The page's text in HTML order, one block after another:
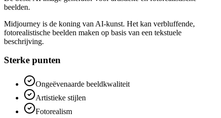
beelden.
Midjourney is de koning van AI-kunst. Het kan verbluffende,
fotorealistische beelden maken op basis van een tekstuele
beschrijving.
Sterke punten
Ongeëvenaarde beeldkwaliteit
Artistieke stijlen
Fotorealism